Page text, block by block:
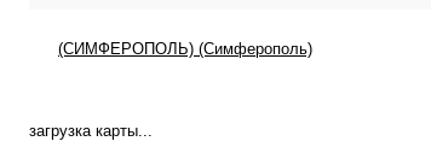
(СИМФЕРОПОЛЬ) (Симферополь)
загрузка карты...